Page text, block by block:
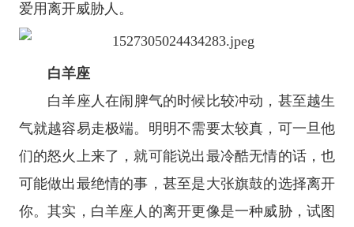
爱用离开威胁人。
白羊座
白羊座 人在闹脾气的时候比较冲动，甚至越生
气就越容易走极端。明明不需要太较真，可一旦他
们的怒火上来了，就可能说出最冷酷无情的话，也
可能做出最绝情的事，甚至是大张旗鼓的选择离开
你。其实，白羊座人的离开更像是一种威胁，试图